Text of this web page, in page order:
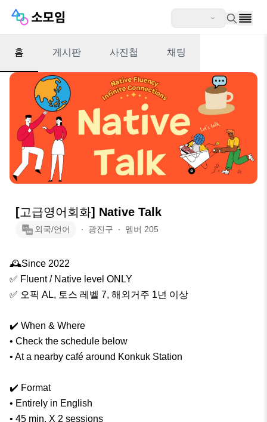
홈 게시판 사진첩 채팅
[고급영어회화] Native Talk
외국/언어 ∙ 광진구 ∙ 멤버 205
🕰️Since 2022
✅ Fluent / Native level ONLY
✅ 오픽 AL, 토스 레벨 7, 해외거주 1년 이상
✔️ When & Where
• Check the schedule below
• At a nearby café around Konkuk Station
✔️ Format
• Entirely in English
• 45 min. X 2 sessions